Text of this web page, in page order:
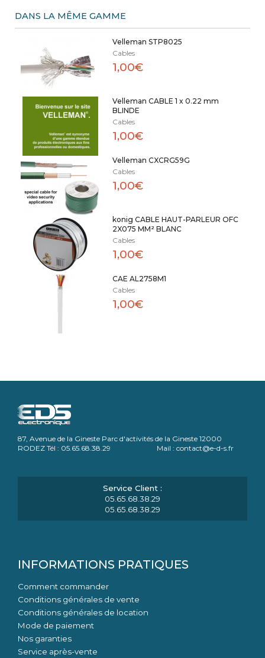
DANS LA MÊME GAMME
Velleman STP8025
Cables
1,00€
Velleman CABLE 1 x 0.22 mm
BLINDE
Cables
1,00€
Velleman CXCRG59G
Cables
1,00€
konig CABLE HAUT-PARLEUR OFC
2X075 MM² BLANC
Cables
1,00€
CAE AL2758M1
Cables
1,00€
87, Avenue de la Gineste Parc d'activités de la Gineste 12000
RODEZ Tél : 05.65.68.38.29 Mail : contact@e-d-s.fr
05.65.68.38.29
05.65.68.38.29
INFORMATIONS PRATIQUES
Comment commander
Conditions générales de vente
Conditions générales de location
Mode de paiement
Nos garanties
Service après-vente